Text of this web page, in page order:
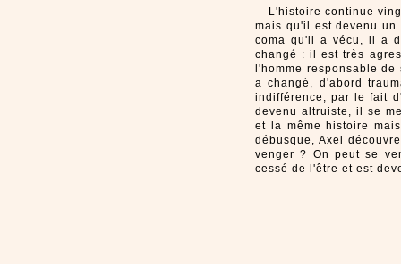
L'histoire continue
mais qu'il est devenu
coma qu'il a vécu, il a
changé : il est très
l'homme responsable
a changé, d'abord
indifférence, par le fait
devenu altruiste, il se
et la même histoire
débusque, Axel
venger ? On peut se
cessé de l'être et est